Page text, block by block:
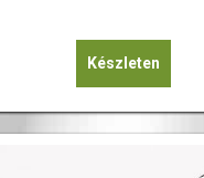
Készleten